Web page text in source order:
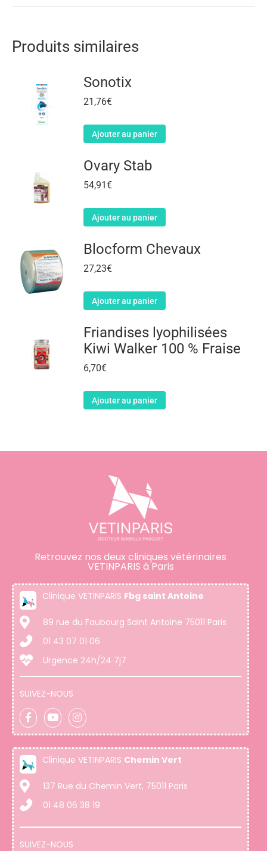
Produits similaires
Sonotix
21,76€
Ajouter au panier
Ovary Stab
54,91€
Ajouter au panier
Blocform Chevaux
27,23€
Ajouter au panier
Friandises lyophilisées
Kiwi Walker 100 % Fraise
6,70€
Ajouter au panier
Retrouvez nos deux cliniques vétérinaires
VETINPARIS à Paris
Clinique VETINPARIS Fbg saint Antoine
89 rue du Faubourg Saint Antoine 75011 Paris
01 43 07 01 06
Urgence 24h/24 7j7
SUIVEZ-NOUS
Clinique VETINPARIS Chemin Vert
137 Rue du Chemin Vert, 75011 Paris
01 48 06 38 19
SUIVEZ-NOUS